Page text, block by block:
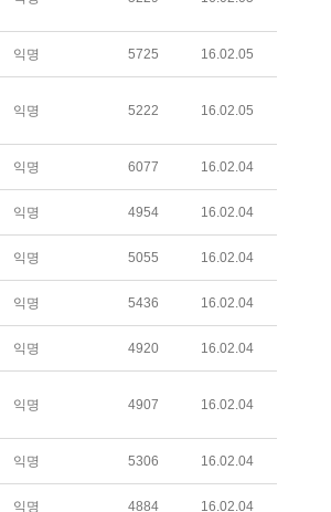
익명 5725 16.02.05
익명 5222 16.02.05
익명 6077 16.02.04
익명 4954 16.02.04
익명 5055 16.02.04
익명 5436 16.02.04
익명 4920 16.02.04
익명 4907 16.02.04
익명 5306 16.02.04
익명 4884 16.02.04